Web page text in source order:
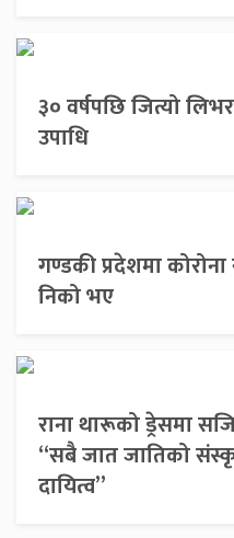
३० वर्षपछि जित्यो
उपाधि
गण्डकी प्रदेशमा
निको भए
राना थारूको ड्रेसमा
“सबै जात जातिको
दायित्व”